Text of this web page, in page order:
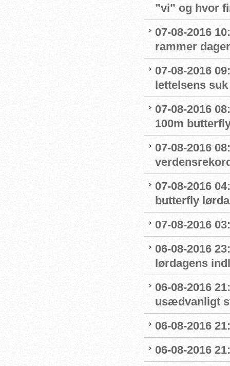
”vi” og hvor
07-08-2016
rammer
07-08-2016
lettelsens
07-08-2016
100m
07-08-2016
07-08-2016
butterfly
07-08-2016
06-08-2016
lørdagens
06-08-2016
usædvanligt
06-08-2016
06-08-2016